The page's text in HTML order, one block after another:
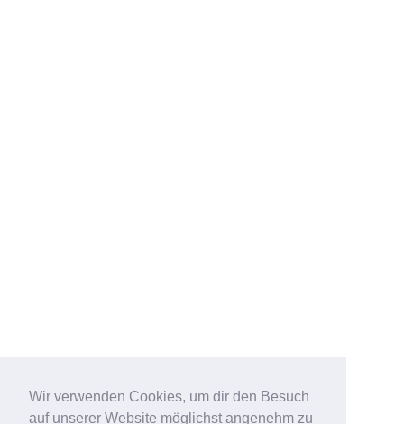
Wir verwenden Cookies, um dir den Besuch
auf unserer Website möglichst angenehm zu